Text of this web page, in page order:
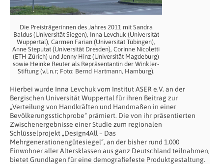
Die Preisträgerinnen des Jahres 2011 mit Sandra
Baldus (Universität Siegen), Inna Levchuk (Universität
Wuppertal), Carmen Farian (Universität Tübingen),
Anne Steputat (Universität Dresden), Corinne Nicoletti
(ETH Zürich) und Jenny Hinz (Universität Magdeburg)
sowie Heinke Reuter als Repräsentantin der Winkler-
Stiftung (v.l.n.r; Foto: Bernd Hartmann, Hamburg).
Hierbei wurde Inna Levchuk vom Institut ASER e.V. an der
Bergischen Universität Wuppertal für ihren Beitrag zur
„Verteilung von Handkräften und Handmaßen in einer
Bevölkerungsstichprobe“ prämiert. Die von ihr präsentierten
Zwischenergebnisse einer Studie zum regionalen
Schlüsselprojekt „Design4All – Das
Mehrgenerationengütesiegel“, an der bisher rund 1.000
Einwohner aller Altersklassen aus ganz Deutschland teilnahmen,
bietet Grundlagen für eine demografiefeste Produktgestaltung.